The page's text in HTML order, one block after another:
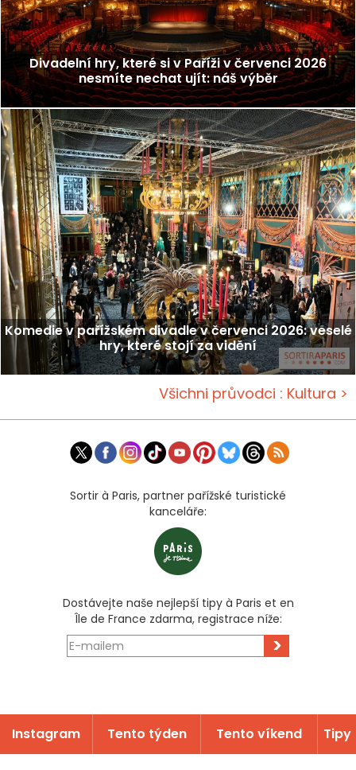
Divadelní hry, které si v Paříži v červenci 2026
nesmíte nechat ujít: náš výběr
Komedie v pařížském divadle v červenci 2026: veselé
hry, které stojí za vidění
Všichni průvodci : Kultura >
Sortir à Paris, partner pařížské turistické
kanceláře:
Dostávejte naše nejlepší tipy à Paris et en
Île de France zdarma, registrace níže:
>
Instagram Tento týden Tento víkend Tipy